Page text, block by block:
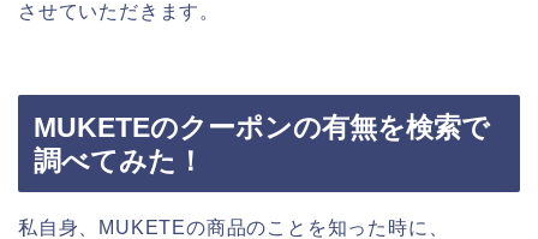
させていただきます。
MUKETEのクーポンの有無を検索で
調べてみた！
私自身、MUKETEの商品のことを知った時に、